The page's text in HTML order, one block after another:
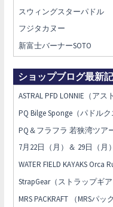
スウィングスターパドル
フジタカヌー
新富士バーナーSOTO
ショップブログ最新
ASTRAL PFD LONNIE（アス
PQ Bilge Sponge（パドル
PQ＆フラフラ 若狭湾ツア
7月22日（月）＆ 29日（
WATER FIELD KAYAKS Orca
StrapGear（ストラップギ
MRS PACKRAFT （MRSパ